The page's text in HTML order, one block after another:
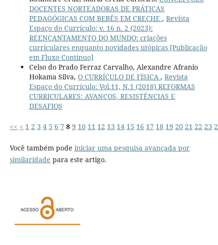
DOCENTES NORTEADORAS DE PRÁTICAS
PEDAGÓGICAS COM BEBÊS EM CRECHE , Revista
Espaço do Currículo: v. 16 n. 2 (2023):
REENCANTAMENTO DO MUNDO: criações
curriculares enquanto novidades utópicas [Publicação
em Fluxo Contínuo]
Celso do Prado Ferraz Carvalho, Alexandre Afranio
Hokama Silva, O CURRÍCULO DE FÍSICA , Revista
Espaço do Currículo: Vol.11, N.1 (2018) REFORMAS
CURRICULARES: AVANÇOS, RESISTÊNCIAS E
DESAFIOS
<< < 1 2 3 4 5 6 7 8 9 10 11 12 13 14 15 16 17 18 19 20 21 22 23
Você também pode iniciar uma pesquisa avançada por
similaridade para este artigo.